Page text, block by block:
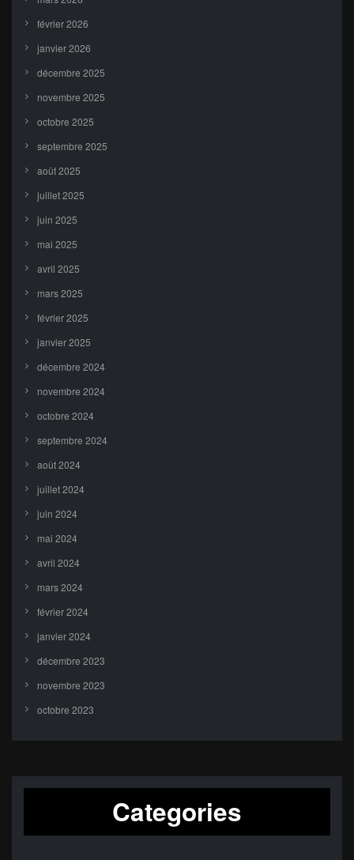
février 2026
janvier 2026
décembre 2025
novembre 2025
octobre 2025
septembre 2025
août 2025
juillet 2025
juin 2025
mai 2025
avril 2025
mars 2025
février 2025
janvier 2025
décembre 2024
novembre 2024
octobre 2024
septembre 2024
août 2024
juillet 2024
juin 2024
mai 2024
avril 2024
mars 2024
février 2024
janvier 2024
décembre 2023
novembre 2023
octobre 2023
Categories